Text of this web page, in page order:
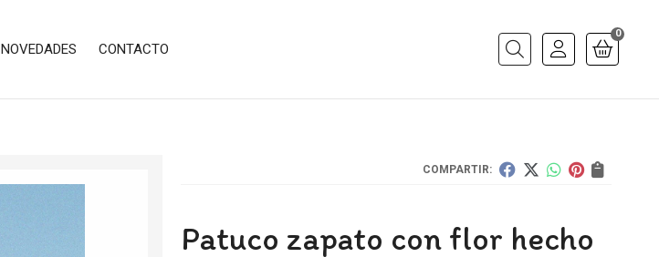
NOVEDADES CONTACTO
Buscar
0
COMPARTIR:
Patuco zapato con flor hecho